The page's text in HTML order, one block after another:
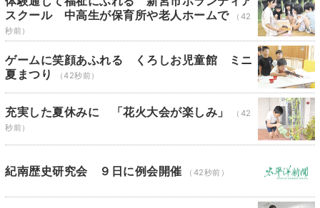
スクール 中高生が保育所や老人ホームで
（42
秒前）
ゲームに笑顔あふれる くろしお児童館 ミニ
夏まつり
（42秒前）
充実した夏休みに 「花火大会が楽しみ」
（42
秒前）
紀南歴史研究会 ９日に例会開催 （42秒前）